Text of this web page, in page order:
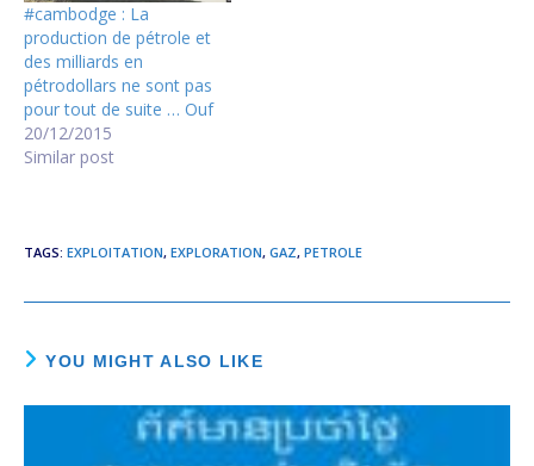
#cambodge : La
production de pétrole et
des milliards en
pétrodollars ne sont pas
pour tout de suite … Ouf
20/12/2015
Similar post
TAGS: EXPLOITATION, EXPLORATION, GAZ, PETROLE
YOU MIGHT ALSO LIKE